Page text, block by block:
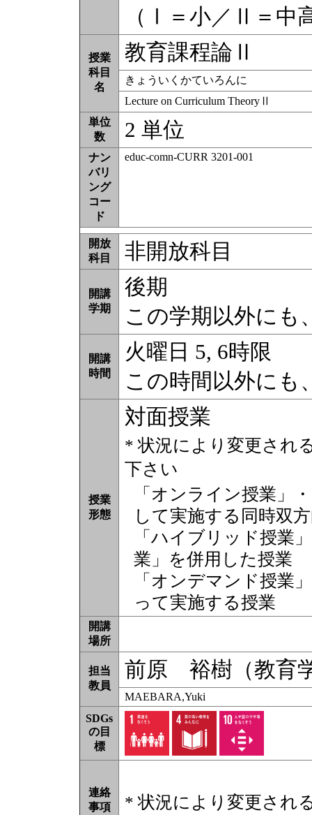
（Ⅰ＝⼩／Ⅱ＝中
授業
科目
名
教育課程論Ⅱ
きょういくかていろんに
Lecture on Curriculum TheoryⅡ
単位
数
2 単位
ナン
バリ
ング
コー
ド
educ-comn-CURR 3201-001
開放
科目
非開放科目
開講
学期
後期
この学期以外にも
開講
時間
火曜日 5, 6時限
この時間以外にも
授業
形態
対面授業
* 状況により変更され
下さい
「オンライン授業」
して実施する同時双
「ハイブリッド授業
業」を併用した授業
「オンデマンド授業
って実施する授業
開講
場所
担当
教員
前原 裕樹（教育
MAEBARA,Yuki
SDGs
の目
標
連絡
事項
* 状況により変更され